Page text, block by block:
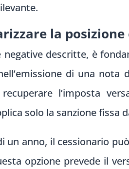
la
negative descritte, è
di una
l’imposta
solo la sanzione fissa
un anno, il cessionario
opzione prevede il